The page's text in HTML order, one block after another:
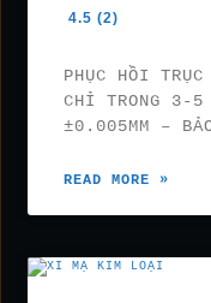
4.5 (2)
PHỤC HỒI
CHỈ TRONG 3-5
±0.005MM –
READ MORE »